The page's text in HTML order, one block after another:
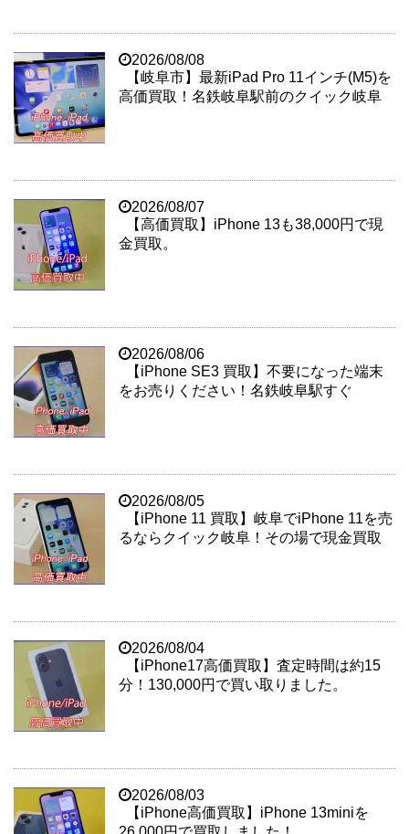
2026/08/08
【岐阜市】最新iPad Pro 11インチ(M5)を
高価買取！名鉄岐阜駅前のクイック岐阜
2026/08/07
【高価買取】iPhone 13も38,000円で現
金買取。
2026/08/06
【iPhone SE3 買取】不要になった端末
をお売りください！名鉄岐阜駅すぐ
2026/08/05
【iPhone 11 買取】岐阜でiPhone 11を売
るならクイック岐阜！その場で現金買取
2026/08/04
【iPhone17高価買取】査定時間は約15
分！130,000円で買い取りました。
2026/08/03
【iPhone高価買取】iPhone 13miniを